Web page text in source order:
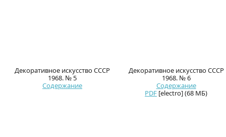
Декоративное искусство СССР
1968. № 5
Содержание
Декоративное искусство СССР
1968. № 6
Содержание
PDF [electro] (68 МБ)